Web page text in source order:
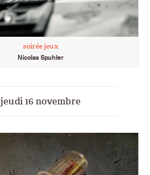
soirée jeux
Nicolas Spuhler
jeudi 16 novembre